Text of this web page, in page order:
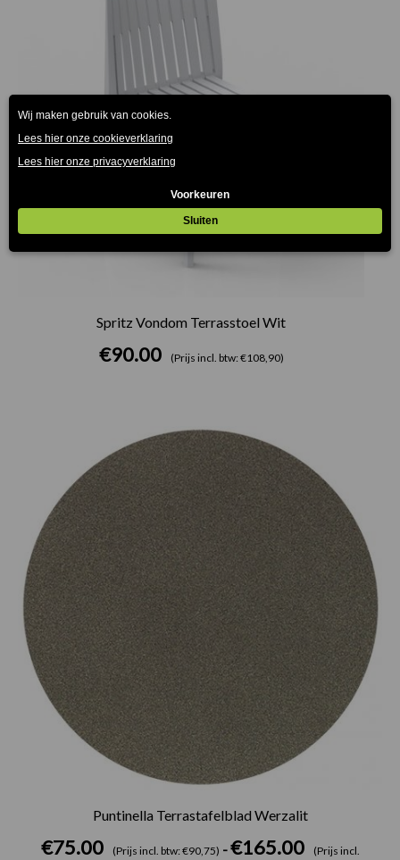
Spritz Vondom Terrasstoel Wit
€90.00 (Prijs incl. btw: €108,90)
Puntinella Terrastafelblad Werzalit
€75.00 (Prijs incl. btw: €90,75) - €165.00
(Prijs incl.
Prijsklasse:
€75.00
tot
€165.00